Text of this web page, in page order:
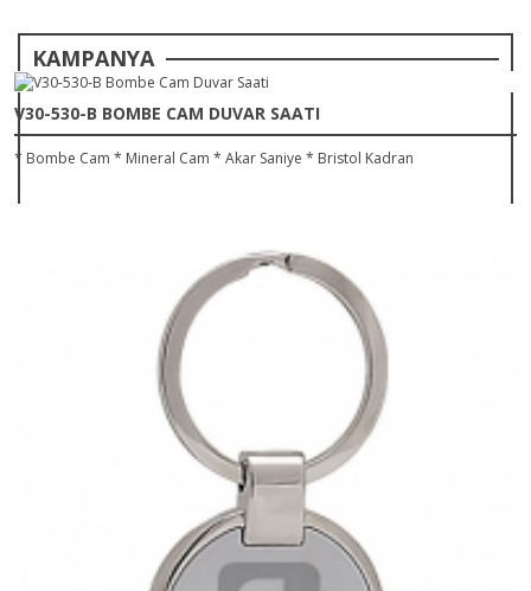
KAMPANYA
V30-530-B BOMBE CAM DUVAR SAATI
* Bombe Cam * Mineral Cam * Akar Saniye * Bristol Kadran